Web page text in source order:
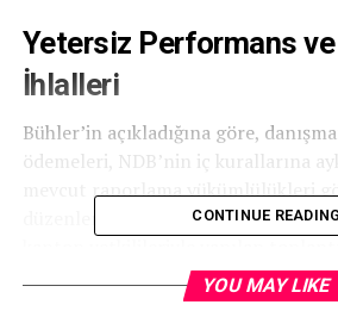
Yetersiz Performans
İhlalleri
Bühler’in açıkladığına göre,
ödemeleri, NDB’nin iç kurallarına
mevcut raporlama yükümlülükleri
düzenlenmiş. Danışman, düzenli
faaliyetlerinin bazıları siyasi etki
CONTINUE READING
YOU MAY LIKE